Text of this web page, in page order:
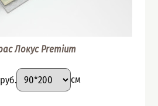
Локус Premium
руб.
Подобрать вариант
Размер:
см